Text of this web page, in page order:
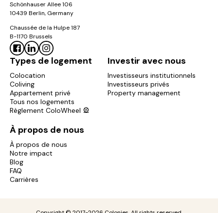
Schönhauser Allee 106
10439 Berlin, Germany
Chaussée de la Hulpe 187
B-1170 Brussels
Types de logement
Colocation
Coliving
Appartement privé
Tous nos logements
Règlement ColoWheel 🎡
Investir avec nous
Investisseurs institutionnels
Investisseurs privés
Property management
À propos de nous
À propos de nous
Notre impact
Blog
FAQ
Carrières